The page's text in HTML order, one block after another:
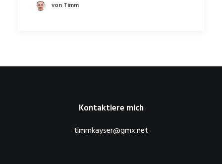
von Timm
Kontaktiere mich
timmkayser@gmx.net